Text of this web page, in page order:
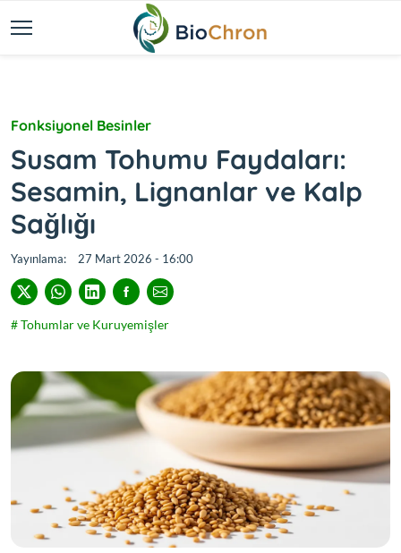
Fonksiyonel Besinler
Susam Tohumu Faydaları:
Sesamin, Lignanlar ve Kalp
Sağlığı
Yayınlama: 27 Mart 2026 - 16:00
# Tohumlar ve Kuruyemişler